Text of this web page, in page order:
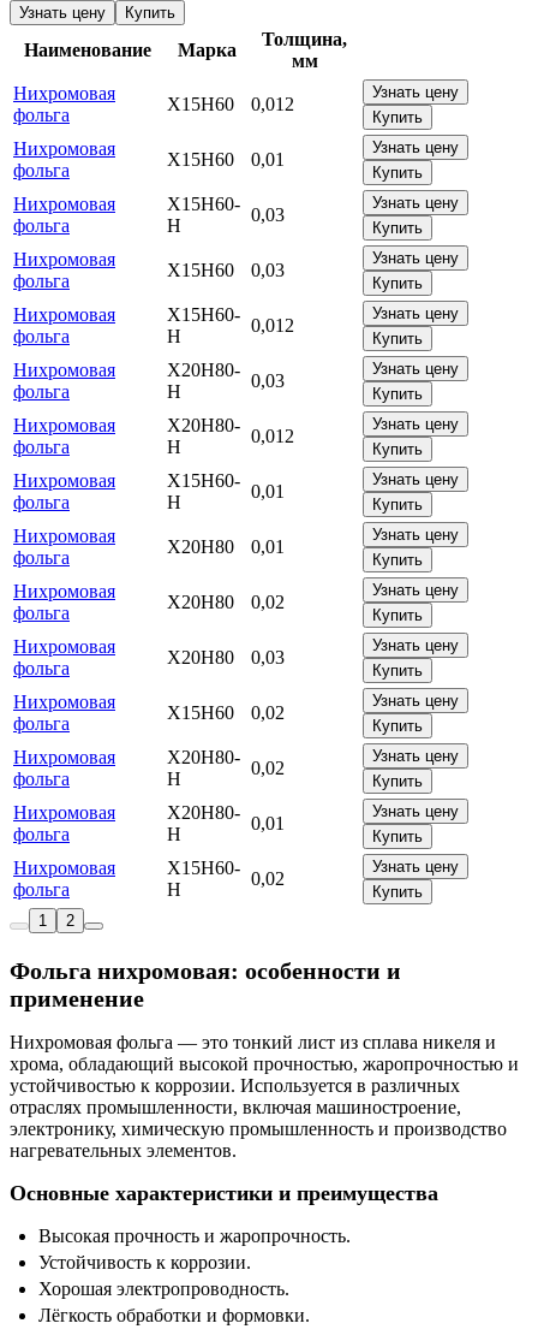
Узнать цену Купить
Наименование Марка
Толщина,
мм
Нихромовая
фольга
Х15Н60 0,012
Узнать цену
Купить
Нихромовая
фольга
Х15Н60 0,01
Узнать цену
Купить
Нихромовая
фольга
Х15Н60-
Н
0,03
Узнать цену
Купить
Нихромовая
фольга
Х15Н60 0,03
Узнать цену
Купить
Нихромовая
фольга
Х15Н60-
Н
0,012
Узнать цену
Купить
Нихромовая
фольга
Х20Н80-
Н
0,03
Узнать цену
Купить
Нихромовая
фольга
Х20Н80-
Н
0,012
Узнать цену
Купить
Нихромовая
фольга
Х15Н60-
Н
0,01
Узнать цену
Купить
Нихромовая
фольга
Х20Н80 0,01
Узнать цену
Купить
Нихромовая
фольга
Х20Н80 0,02
Узнать цену
Купить
Нихромовая
фольга
Х20Н80 0,03
Узнать цену
Купить
Нихромовая
фольга
Х15Н60 0,02
Узнать цену
Купить
Нихромовая
фольга
Х20Н80-
Н
0,02
Узнать цену
Купить
Нихромовая
фольга
Х20Н80-
Н
0,01
Узнать цену
Купить
Нихромовая
фольга
Х15Н60-
Н
0,02
Узнать цену
Купить
1
2
Фольга нихромовая: особенности и
применение
Нихромовая фольга — это тонкий лист из сплава никеля и
хрома, обладающий высокой прочностью, жаропрочностью и
устойчивостью к коррозии. Используется в различных
отраслях промышленности, включая машиностроение,
электронику, химическую промышленность и производство
нагревательных элементов.
Основные характеристики и преимущества
Высокая прочность и жаропрочность.
Устойчивость к коррозии.
Хорошая электропроводность.
Лёгкость обработки и формовки.